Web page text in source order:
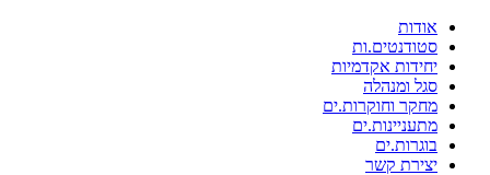
אודות
סטודנטים.ות
יחידות אקדמיות
סגל ומנהלה
מחקר וחוקרות.ים
מתעניינות.ים
בוגרות.ים
יצירת קשר